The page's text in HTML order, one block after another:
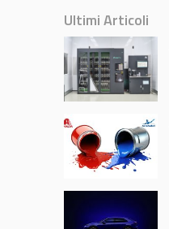
Ultimi Articoli